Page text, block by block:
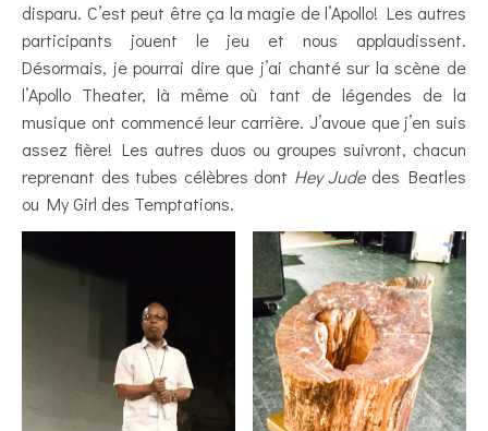
disparu. C’est peut être ça la magie de l’Apollo! Les autres
participants jouent le jeu et nous applaudissent.
Désormais, je pourrai dire que j’ai chanté sur la scène de
l’Apollo Theater, là même où tant de légendes de la
musique ont commencé leur carrière. J’avoue que j’en suis
assez fière! Les autres duos ou groupes suivront, chacun
reprenant des tubes célèbres dont Hey Judedes Beatles
ou My Girl des Temptations.